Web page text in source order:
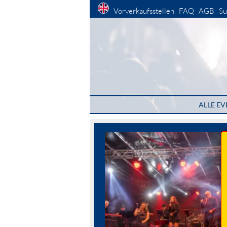
Vorverkaufsstellen FAQ AGB
ALLE